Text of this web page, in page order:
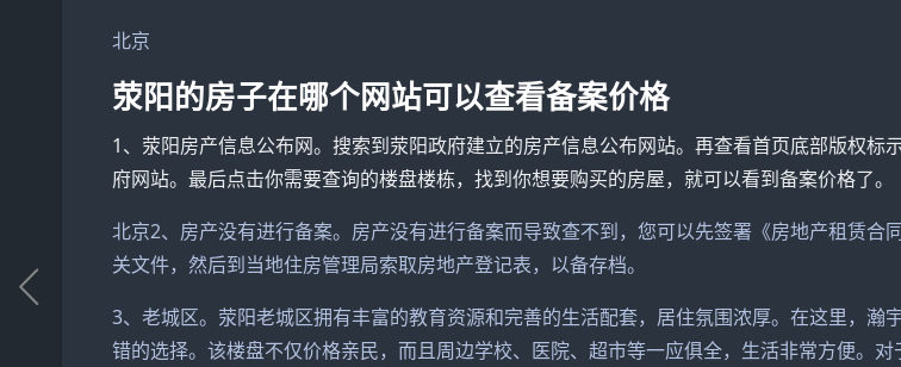
北京
荥阳的房子在哪个网站可以查看备案价格
1、荥阳房产信息公布网。搜索到荥阳政府建立的房产信息公布网站。再查看首页底部版权标
府网站。最后点击你需要查询的楼盘楼栋，找到你想要购买的房屋，就可以看到备案价格了。
北京2、房产没有进行备案。房产没有进行备案而导致查不到，您可以先签署《房地产租赁合
关文件，然后到当地住房管理局索取房地产登记表，以备存档。
3、老城区。荥阳老城区拥有丰富的教育资源和完善的生活配套，居住氛围浓厚。在这里，瀚
错的选择。该楼盘不仅价格亲民，而且周边学校、医院、超市等一应俱全，生活非常方便。对